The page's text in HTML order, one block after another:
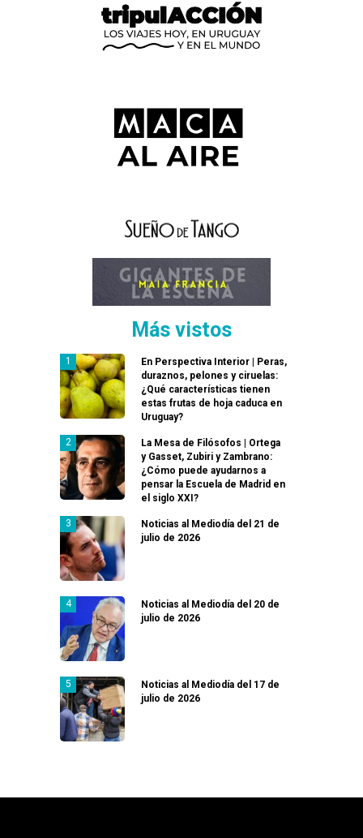
Más vistos
En Perspectiva Interior | Peras,
duraznos, pelones y ciruelas:
¿Qué características tienen
estas frutas de hoja caduca en
Uruguay?
La Mesa de Filósofos | Ortega
y Gasset, Zubiri y Zambrano:
¿Cómo puede ayudarnos a
pensar la Escuela de Madrid en
el siglo XXI?
Noticias al Mediodía del 21 de
julio de 2026
Noticias al Mediodía del 20 de
julio de 2026
Noticias al Mediodía del 17 de
julio de 2026